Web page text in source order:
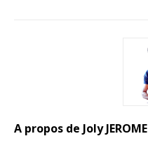
A propos de Joly JEROME